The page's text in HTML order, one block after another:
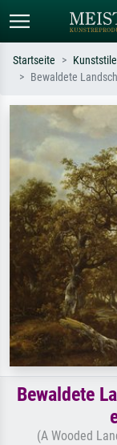
Suchen Sie nach
oder Stilen – z.B.
Sternennacht,
Hokusai,
Startseite Kunststile
Bewaldete
Bewaldete
(A Wooded